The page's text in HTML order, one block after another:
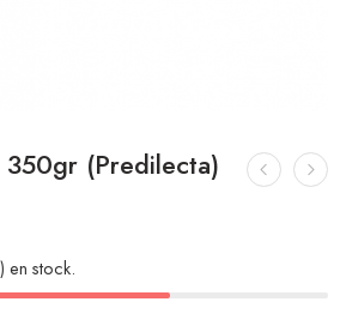
(Predilecta)
en stock.